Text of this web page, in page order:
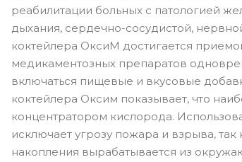
реабилитации больных с патологией
дыхания, сердечно-сосудистой,
коктейлера ОксиМ достигается
медикаментозных препаратов
включаться пищевые и вкусовые
коктейлера Оксим показывает, что
концентратором кислорода.
исключает угрозу пожара и взрыва,
накопления вырабатывается из